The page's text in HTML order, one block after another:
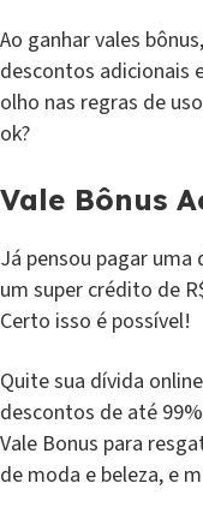
Ao ganhar vales
descontos adicionais
olho nas regras de
ok?
Vale Bônus
Já pensou pagar
um super crédito de
Certo isso é possível!
Quite sua dívida
descontos de até
Vale Bonus para
de moda e beleza, e